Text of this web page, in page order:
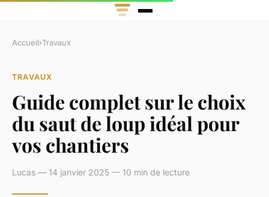
Accueil›Travaux
TRAVAUX
Guide complet sur le choix
du saut de loup idéal pour
vos chantiers
Lucas — 14 janvier 2025 — 10 min de lecture